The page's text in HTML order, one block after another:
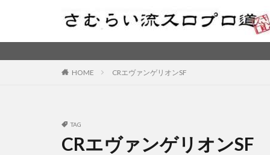
HOME CRエヴァンゲリオンSF
TAG
CRエヴァンゲリオンSF